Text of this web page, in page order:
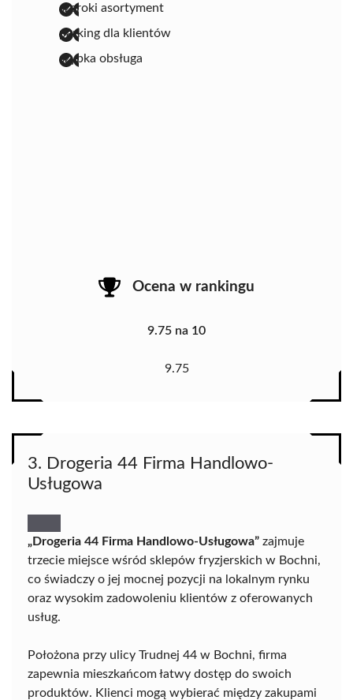
szeroki asortyment
parking dla klientów
szybka obsługa
Ocena w rankingu
9.75 na 10
9.75
3. Drogeria 44 Firma Handlowo-
Usługowa
„Drogeria 44 Firma Handlowo-Usługowa” zajmuje
trzecie miejsce wśród sklepów fryzjerskich w Bochni,
co świadczy o jej mocnej pozycji na lokalnym rynku
oraz wysokim zadowoleniu klientów z oferowanych
usług.
Położona przy ulicy Trudnej 44 w Bochni, firma
zapewnia mieszkańcom łatwy dostęp do swoich
produktów. Klienci mogą wybierać między zakupami